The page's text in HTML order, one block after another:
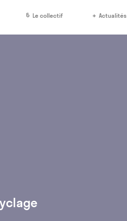
Le collectif Actualités